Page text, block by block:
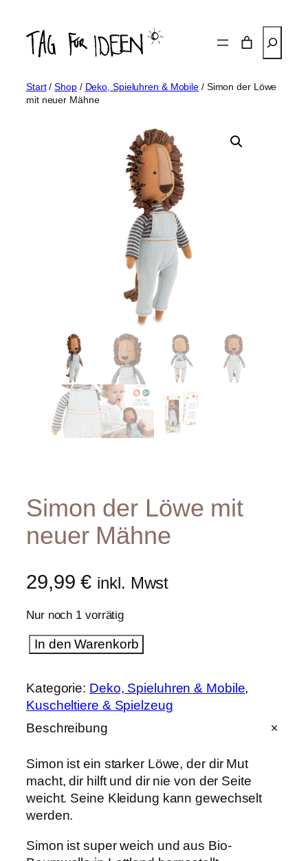
Inhalt
springen
Start/Shop/ Deko, Spieluhren & Mobile / Simon der Löwe
mit neuer Mähne
Simon der Löwe mit
neuer Mähne
29,99€ inkl. Mwst
Nur noch 1 vorrätig
S
n
d
r
ö
w
e
m
t
e
In den Warenkorb
Kategorie: Deko, Spieluhren & Mobile
Kuscheltiere & Spielzeug
Beschreibung
Simon ist ein starker Löwe, der dir Mut
macht, dir hilft und dir nie von der Seite
weicht. Seine Kleidung kann gewechselt
werden.
Simon ist super weich und aus Bio-